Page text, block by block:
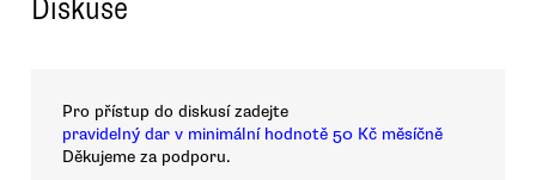
Pro přístup do diskusí zadejte
pravidelný dar v minimální hodnotě 50 Kč měsíčně
Děkujeme za podporu.